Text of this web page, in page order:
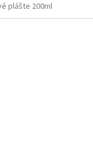
plášte 200ml